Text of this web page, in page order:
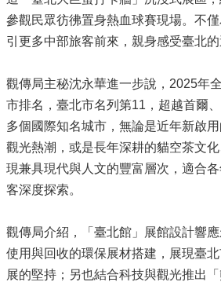
參觀民眾彷彿置身熱血球賽現場。不
引更多中部旅客前來，親身感受臺北的
觀傳局主秘沈永華進一步說，2025年
市排名，臺北市名列第11，超越首爾
多個國際知名城市，無論是近年新啟
觀光熱潮，或是長年深耕的貓空茶文
現兼具現代與人文的豐富層次，適合
客深度探索。
觀傳局介紹，「臺北館」展館設計響
使用與回收的環保展材搭建，展現臺
展的堅持；另也結合科技與觀光推出